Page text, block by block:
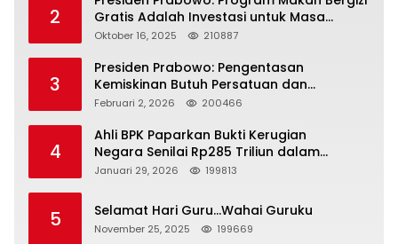
2
Gratis Adalah Investasi untuk Masa
Depan Bangsa
Oktober 16, 2025 210887
3
Presiden Prabowo: Pengentasan
Kemiskinan Butuh Persatuan dan
Kepemimpinan yang Bertanggung Jawab
Februari 2, 2026 200466
4
Ahli BPK Paparkan Bukti Kerugian
Negara Senilai Rp285 Triliun dalam
Persidangan Korupsi PT Pertamina
Januari 29, 2026 199813
5 Selamat Hari Guru…Wahai Guruku
November 25, 2025 199669